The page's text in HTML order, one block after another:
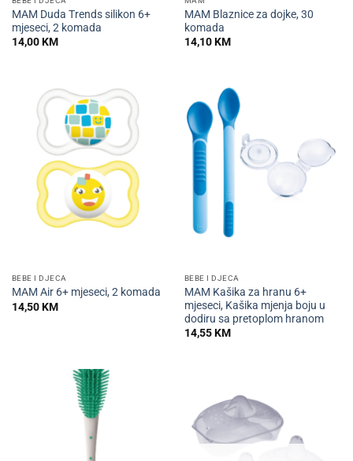
MAM Duda Trends silikon 6+
mjeseci, 2 komada
14,00KM
MAM Blaznice za dojke, 30
komada
14,10KM
BEBE I DJECA
MAM Air 6+ mjeseci, 2 komada
14,50KM
BEBE I DJECA
MAM Kašika za hranu 6+
mjeseci, Kašika mjenja boju u
dodiru sa pretoplom hranom
14,55KM